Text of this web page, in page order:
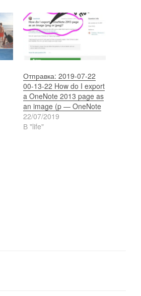
Отправка: 2019-07-22
00-13-22 How do I export
a OneNote 2013 page as
an image (p — OneNote
22/07/2019
В "life"